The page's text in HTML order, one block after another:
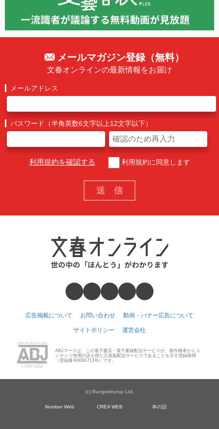
メールマガジン登録（無料）
文春オンラインの最新情報をお届け
メールアドレス
パスワード（半角英数6文字以上12文字以下）
利用規約を確認する 利用規約に同意します
広告掲載について お問い合わせ 動画・バナー広告について
サイトポリシー 運営会社
ABJマークは、この電子書店・電子書籍配信サービスが、著作権者からコ
ンテンツ使用許諾を得た正規版配信サービスであることを示す登録商標
（登録番号6091713号）です。
(c) Bungeishunju Ltd.
Number Web CREA WEB 本の話